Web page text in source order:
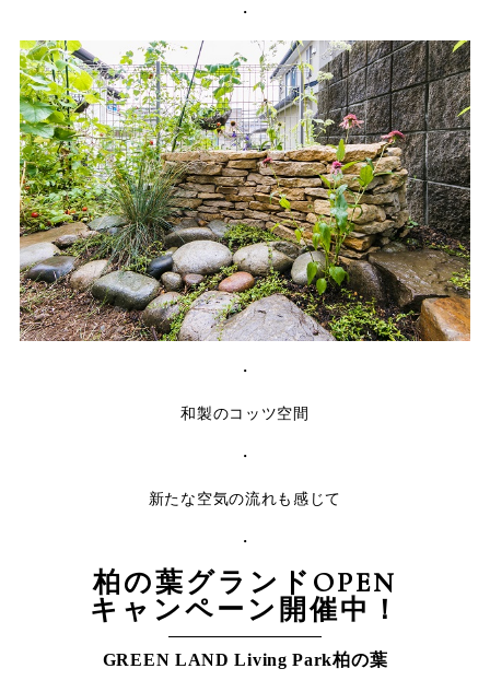
・
・
和製のコッツ空間
・
新たな空気の流れも感じて
・
柏の葉グランドOPEN
キャンペーン開催中！
GREEN LAND Living Park柏の葉